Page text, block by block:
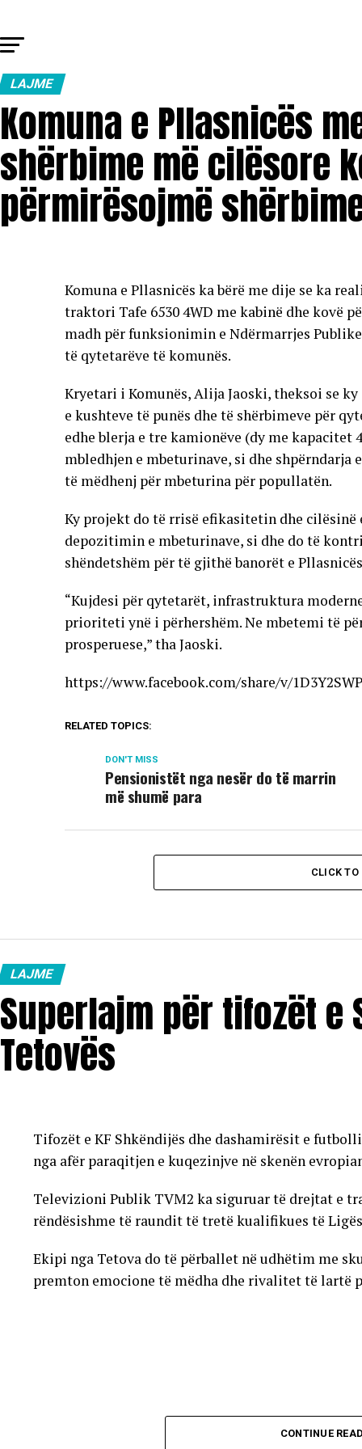
LAJME
Komuna e Pllasnicës
shërbime më cilësore
përmirësojmë
Komuna e Pllasnicës ka bërë me dije se ka
traktori Tafe 6530 4WD me kabinë dhe kovë
madh për funksionimin e Ndërmarrjes
të qytetarëve të komunës.
Kryetari i Komunës, Alija Jaoski, theksoi se
e kushteve të punës dhe të shërbimeve për
edhe blerja e tre kamionëve (dy me kapacitet
mbledhjen e mbeturinave, si dhe shpërndarja
të mëdhenj për mbeturina për popullatën.
Ky projekt do të rrisë efikasitetin dhe cilësinë
depozitimin e mbeturinave, si dhe do të
shëndetshëm për të gjithë banorët e
“Kujdesi për qytetarët, infrastruktura
prioriteti ynë i përhershëm. Ne mbetemi të
prosperuese,” tha Jaoski.
https://www.facebook.com/share/v/
RELATED TOPICS:
DON'T MISS
Pensionistët nga nesër do të marrin
më shumë para
CLICK
LAJME
Superlajm për tifozët e
Tetovës
Tifozët e KF Shkëndijës dhe dashamirësit e
nga afër paraqitjen e kuqezinjve në skenën
Televizioni Publik TVM2 ka siguruar të drejtat e
rëndësishme të raundit të tretë kualifikues të Ligës
Ekipi nga Tetova do të përballet në udhëtim me
premton emocione të mëdha dhe rivalitet të lartë
CONTINUE